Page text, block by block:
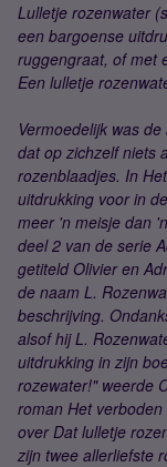
Lulletje rozenwater
een bargoense
ruggengraat, of met
Een lulletje
Vermoedelijk was
dat op zichzelf niets
rozenblaadjes. In
uitdrukking voor in
meer 'n meisje dan
deel 2 van de serie
getiteld Olivier en
de naam L.
beschrijving.
alsof hij L.
uitdrukking in zijn
rozewater!" weerde
roman Het
over Dat lulletje
zijn twee allerliefste